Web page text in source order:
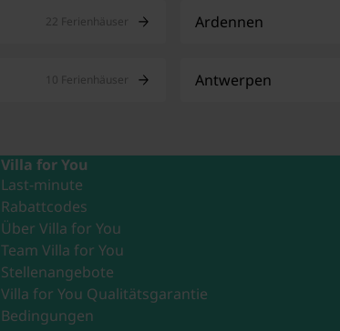
22 Ferienhäuser Ardennen
10 Ferienhäuser Antwerpen
Villa for You
Last-minute
Rabattcodes
Über Villa for You
Team Villa for You
Stellenangebote
Villa for You Qualitätsgarantie
Bedingungen